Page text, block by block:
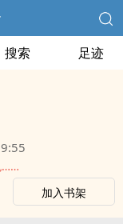
搜索 足迹
……
加入书架